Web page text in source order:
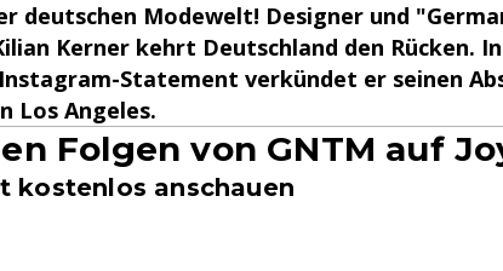
deutschen Modewelt! Designer und
Kerner kehrt Deutschland den Rücken.
Statement verkündet er seinen
Los Angeles.
Folgen von GNTM auf
kostenlos anschauen